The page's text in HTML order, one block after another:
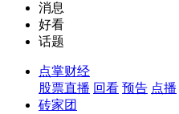
消息
好看
话题
点掌财经
股票直播 回看 预告 点播
砖家团